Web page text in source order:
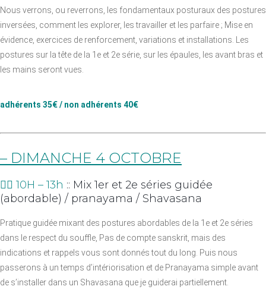
Nous verrons, ou reverrons, les fondamentaux posturaux des postures
inversées, comment les explorer, les travailler et les parfaire ; Mise en
évidence, exercices de renforcement, variations et installations. Les
postures sur la tête de la 1e et 2e série, sur les épaules, les avant bras et
les mains seront vues.
adhérents 35€ / non adhérents 40€
– DIMANCHE 4 OCTOBRE
👉🏼 10H – 13h :: Mix 1er et 2e séries guidée
(abordable) / pranayama / Shavasana
Pratique guidée mixant des postures abordables de la 1e et 2e séries
dans le respect du souffle, Pas de compte sanskrit, mais des
indications et rappels vous sont donnés tout du long. Puis nous
passerons à un temps d’intériorisation et de Pranayama simple avant
de s’installer dans un Shavasana que je guiderai partiellement.